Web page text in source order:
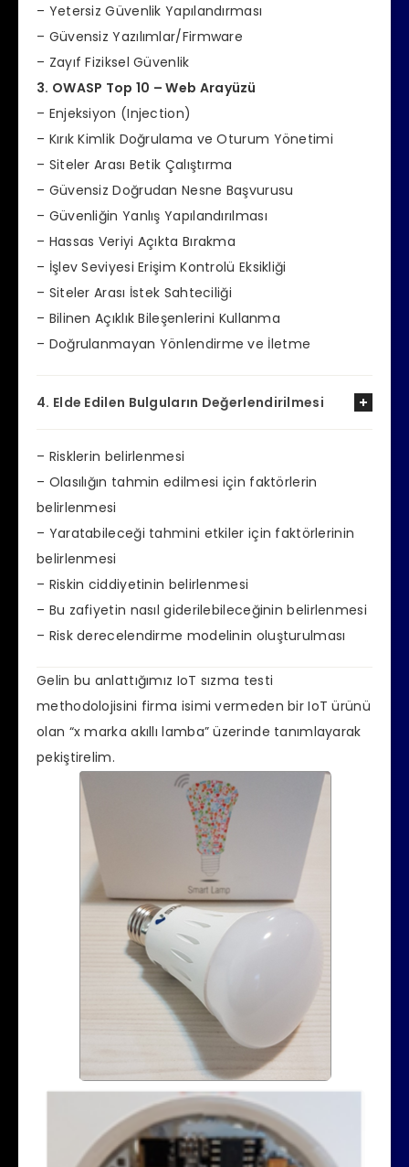
– Yetersiz Güvenlik Yapılandırması
– Güvensiz Yazılımlar/Firmware
– Zayıf Fiziksel Güvenlik
3. OWASP Top 10 – Web Arayüzü
– Enjeksiyon (Injection)
– Kırık Kimlik Doğrulama ve Oturum Yönetimi
– Siteler Arası Betik Çalıştırma
– Güvensiz Doğrudan Nesne Başvurusu
– Güvenliğin Yanlış Yapılandırılması
– Hassas Veriyi Açıkta Bırakma
– İşlev Seviyesi Erişim Kontrolü Eksikliği
– Siteler Arası İstek Sahteciliği
– Bilinen Açıklık Bileşenlerini Kullanma
– Doğrulanmayan Yönlendirme ve İletme
4. Elde Edilen Bulguların Değerlendirilmesi
– Risklerin belirlenmesi
– Olasılığın tahmin edilmesi için faktörlerin
belirlenmesi
– Yaratabileceği tahmini etkiler için faktörlerinin
belirlenmesi
– Riskin ciddiyetinin belirlenmesi
– Bu zafiyetin nasıl giderilebileceğinin belirlenmesi
– Risk derecelendirme modelinin oluşturulması
Gelin bu anlattığımız IoT sızma testi
methodolojisini firma isimi vermeden bir IoT ürünü
olan “x marka akıllı lamba” üzerinde tanımlayarak
pekiştirelim.